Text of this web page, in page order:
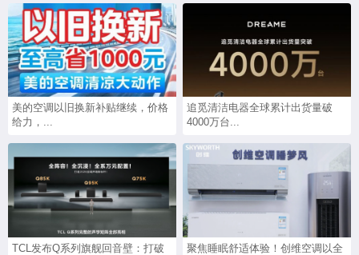
美的空调以旧换新补贴继续，价格
给力，...
追觅清洁电器全球累计出货量破
4000万台...
TCL发布Q系列旗舰回音壁：打破
聚焦睡眠舒适体验！创维空调以全